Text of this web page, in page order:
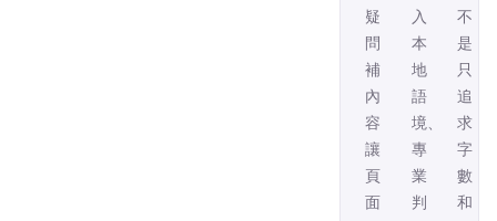
疑
問
補
內
容，
讓
頁
面
入
本
地
語
境、
專
業
判
不
是
只
追
求
字
數
和